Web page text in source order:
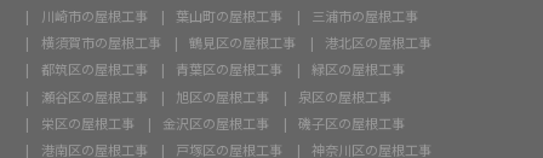
川崎市の屋根工事
葉山町の屋根工事
三浦市の屋根工事
横須賀市の屋根工事
鶴見区の屋根工事
港北区の屋根工事
都筑区の屋根工事
青葉区の屋根工事
緑区の屋根工事
瀬谷区の屋根工事
旭区の屋根工事
泉区の屋根工事
栄区の屋根工事
金沢区の屋根工事
磯子区の屋根工事
港南区の屋根工事
戸塚区の屋根工事 神奈川区の屋根工事